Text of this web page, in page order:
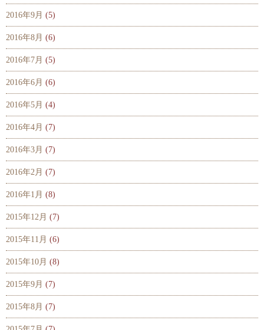
2016年9月 (5)
2016年8月 (6)
2016年7月 (5)
2016年6月 (6)
2016年5月 (4)
2016年4月 (7)
2016年3月 (7)
2016年2月 (7)
2016年1月 (8)
2015年12月 (7)
2015年11月 (6)
2015年10月 (8)
2015年9月 (7)
2015年8月 (7)